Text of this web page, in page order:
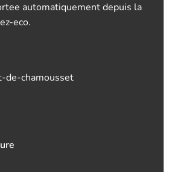
automatiquement depuis la
eco.
de-chamousset